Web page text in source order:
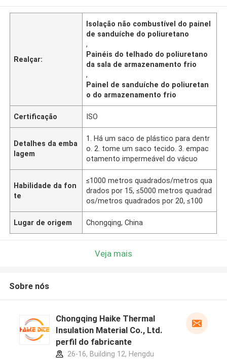
Realçar:
Isolação não combustível do painel
de sanduíche do poliuretano
,
Painéis do telhado do poliuretano
da sala de armazenamento frio
,
Painel de sanduíche do poliuretan
o do armazenamento frio
Certificação ISO
Detalhes da emba
lagem
1. Há um saco de plástico para dentr
o. 2. tome um saco tecido. 3. empac
otamento impermeável do vácuo
Habilidade da fon
te
≤1000 metros quadrados/metros qua
drados por 15, ≤5000 metros quadrad
os/metros quadrados por 20, ≤100
Lugar de origem Chongqing, China
Veja mais
Sobre nós
Chongqing Haike Thermal
Insulation Material Co., Ltd.
perfil do fabricante
26-16, Building 12, Hengdu